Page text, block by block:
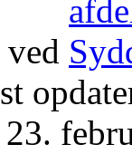
ved
23.